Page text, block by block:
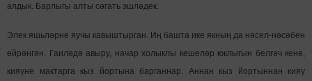
алдык. Барлыгы алты сәгать эшләдек.
Элек яшьләрне яучы кавыштырган. Иң башта ике якның да нәсел-нәсәбен
өйрәнгән. Гаиләдә авыру, начар холыклы кешеләр юклыгын белгәч кенә,
кияүне мактарга кыз йортына барганнар. Аннан кыз йортыннан кияү